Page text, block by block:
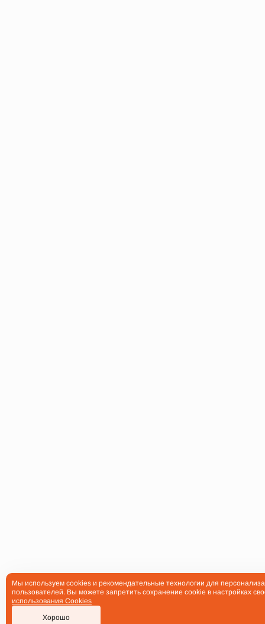
Мы используем cookies и рекомендательные технологии для
пользователей. Вы можете запретить сохранение cookie в настройках
использования Cookies
Хорошо